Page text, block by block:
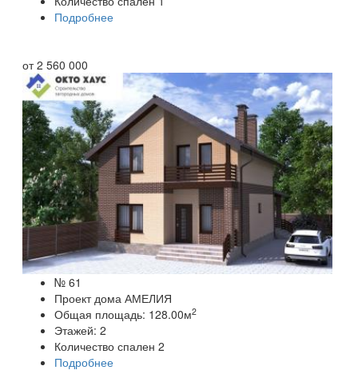
Подробнее
от2 560 000
№ 61
Проект дома АМЕЛИЯ
Общая площадь: 128.00м2
Этажей: 2
Количество спален 2
Подробнее